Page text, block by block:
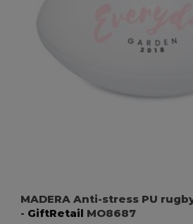
MADERA Anti-stress PU
- GiftRetail MO8687